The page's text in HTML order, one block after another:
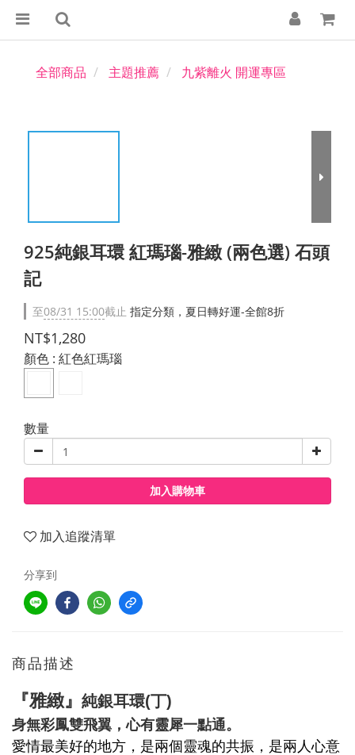
全部商品 主題推薦 九紫離火 開運專區
925純銀耳環 紅瑪瑙-雅緻 (兩色選) 石頭
記
至08/31 15:00截止 指定分類，夏日轉好運-全館8折
NT$1,280
顏色 : 紅色紅瑪瑙
數量
加入購物車
加入追蹤清單
分享到
商品描述
『雅緻』 純銀耳環(丁)
身無彩鳳雙飛翼，心有靈犀一點通。
愛情最美好的地方，是兩個靈魂的共振，是兩人心意